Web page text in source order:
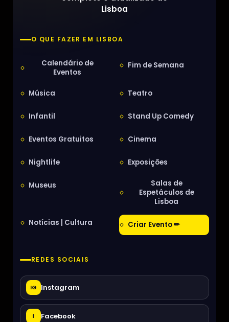
Lisboa
O QUE FAZER EM LISBOA
Calendário de
Eventos
Fim de Semana
Música Teatro
Infantil Stand Up Comedy
Eventos Gratuitos Cinema
Nightlife Exposições
Museus
Salas de
Espetáculos de
Lisboa
Notícias | Cultura Criar Evento ✏
REDES SOCIAIS
IG Instagram
f Facebook